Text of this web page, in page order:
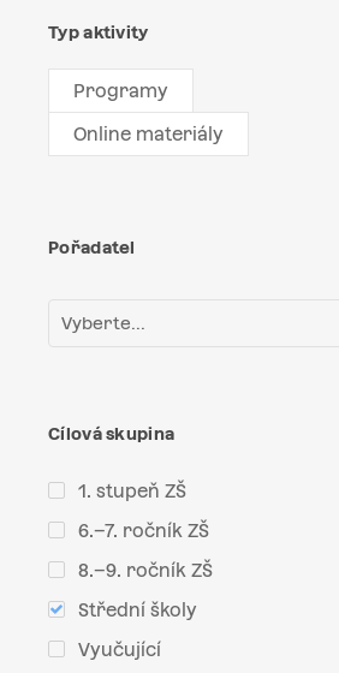
Typ aktivity
Programy
Online materiály
Pořadatel
Vyberte...
Cílová skupina
1. stupeň ZŠ
6.–7. ročník ZŠ
8.–9. ročník ZŠ
Střední školy
Vyučující